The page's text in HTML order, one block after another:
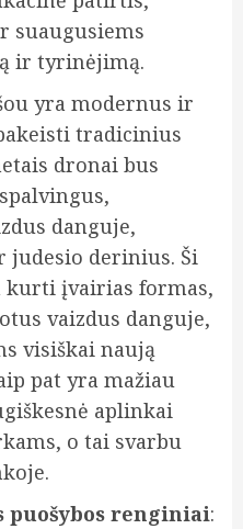
suaugusiems
ir tyrinėjimą.
yra modernus ir
tradicinius
dronai bus
danguje,
judesio derinius. Ši
kurti įvairias formas,
vaizdus danguje,
visiškai naują
pat yra mažiau
aplinkai
o tai svarbu
puošybos renginiai: